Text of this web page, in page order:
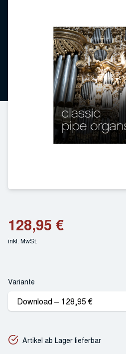
128,95 €
inkl. MwSt.
Variante
Artikel ab Lager lieferbar